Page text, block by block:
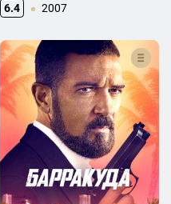
6.4 2007